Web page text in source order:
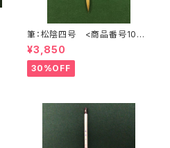
筆：松陰四号 <商品番号1072
>
¥3,850
30%OFF